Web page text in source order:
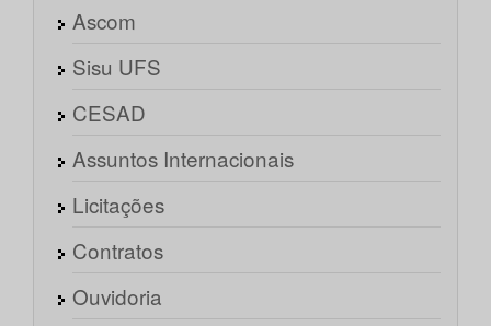
Ascom
Sisu UFS
CESAD
Assuntos Internacionais
Licitações
Contratos
Ouvidoria